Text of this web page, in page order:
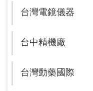
台灣電鏡儀器
台中精機廠
台灣動藥國際